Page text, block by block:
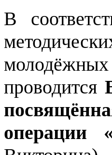
В
проводится
операции